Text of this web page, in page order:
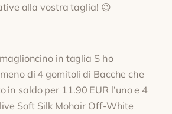
alla vostra taglia! 😉
in taglia S ho
di 4 gomitoli di Bacche che
in saldo per 11.90 EUR l’uno e 4
Soft Silk Mohair Off-White